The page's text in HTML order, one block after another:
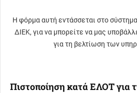
Η φόρμα αυτή εντάσσεται στο
ΔΙΕΚ, για να μπορείτε να μας
για τη βελτίωση των
Πιστοποίηση κατά ΕΛΟΤ